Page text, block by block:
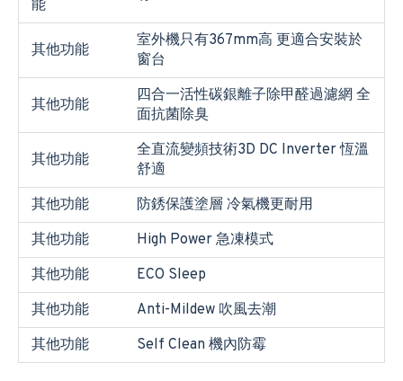
能
其他功能
室外機只有367mm高 更適合安裝於
窗台
其他功能
四合一活性碳銀離子除甲醛過濾網 全
面抗菌除臭
其他功能
全直流變頻技術3D DC Inverter 恆溫
舒適
其他功能
防銹保護塗層 冷氣機更耐用
其他功能
High Power 急凍模式
其他功能
ECO Sleep
其他功能
Anti-Mildew 吹風去潮
其他功能
Self Clean 機內防霉